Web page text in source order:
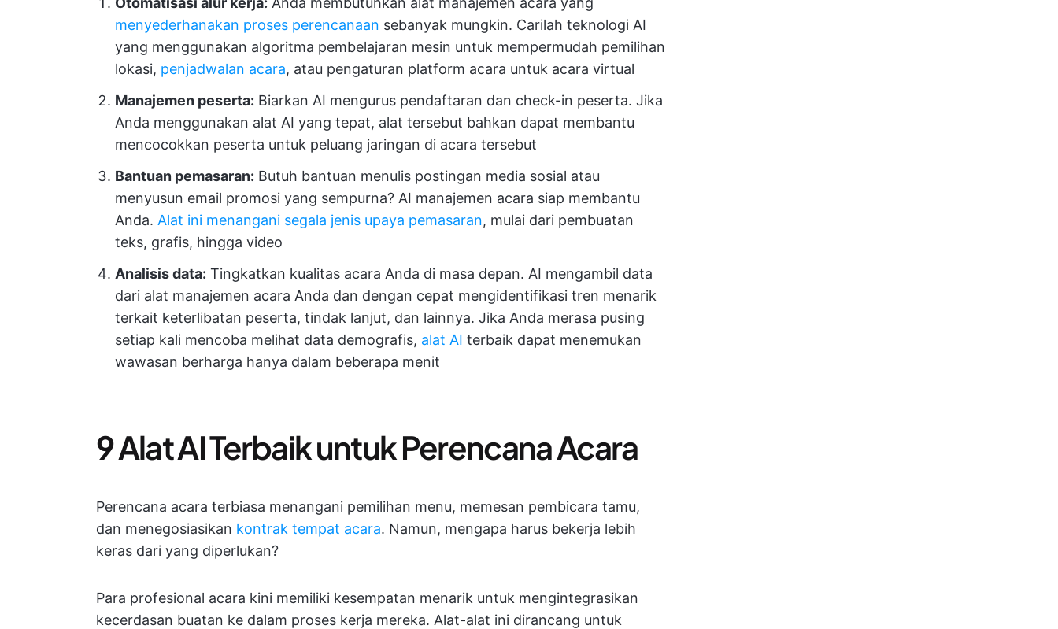
menyederhanakan proses perencanaan sebanyak mungkin. Carilah teknologi AI
yang menggunakan algoritma pembelajaran mesin untuk mempermudah pemilihan
lokasi, penjadwalan acara, atau pengaturan platform acara untuk acara virtual
Manajemen peserta: Biarkan AI mengurus pendaftaran dan check-in peserta. Jika
Anda menggunakan alat AI yang tepat, alat tersebut bahkan dapat membantu
mencocokkan peserta untuk peluang jaringan di acara tersebut
Bantuan pemasaran: Butuh bantuan menulis postingan media sosial atau
menyusun email promosi yang sempurna? AI manajemen acara siap membantu
Anda. Alat ini menangani segala jenis upaya pemasaran, mulai dari pembuatan
teks, grafis, hingga video
Analisis data: Tingkatkan kualitas acara Anda di masa depan. AI mengambil data
dari alat manajemen acara Anda dan dengan cepat mengidentifikasi tren menarik
terkait keterlibatan peserta, tindak lanjut, dan lainnya. Jika Anda merasa pusing
setiap kali mencoba melihat data demografis, alat AI terbaik dapat menemukan
wawasan berharga hanya dalam beberapa menit
9 Alat AI Terbaik untuk Perencana Acara
Perencana acara terbiasa menangani pemilihan menu, memesan pembicara tamu,
dan menegosiasikan kontrak tempat acara. Namun, mengapa harus bekerja lebih
keras dari yang diperlukan?
Para profesional acara kini memiliki kesempatan menarik untuk mengintegrasikan
kecerdasan buatan ke dalam proses kerja mereka. Alat-alat ini dirancang untuk